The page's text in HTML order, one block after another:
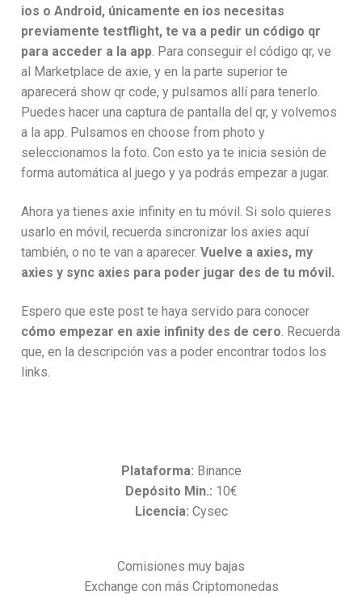
ios o Android, únicamente en ios necesitas
previamente testflight, te va a pedir un código qr
para acceder a la app. Para conseguir el código qr, ve
al Marketplace de axie, y en la parte superior te
aparecerá show qr code, y pulsamos allí para tenerlo.
Puedes hacer una captura de pantalla del qr, y volvemos
a la app. Pulsamos en choose from photo y
seleccionamos la foto. Con esto ya te inicia sesión de
forma automática al juego y ya podrás empezar a jugar.
Ahora ya tienes axie infinity en tu móvil. Si solo quieres
usarlo en móvil, recuerda sincronizar los axies aquí
también, o no te van a aparecer. Vuelve a axies, my
axies y sync axies para poder jugar des de tu móvil.
Espero que este post te haya servido para conocer
cómo empezar en axie infinity des de cero . Recuerda
que, en la descripción vas a poder encontrar todos los
links.
Plataforma: Binance
Depósito Min.: 10€
Licencia: Cysec
Comisiones muy bajas
Exchange con más Criptomonedas